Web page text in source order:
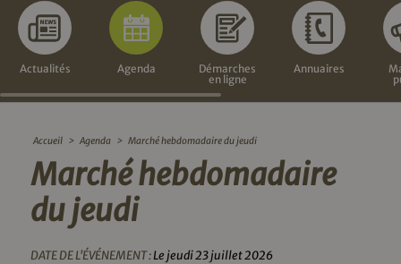
Actualités Agenda
Démarches
en ligne
Annuaires
Accueil > Agenda > Marché hebdomadaire du jeudi
Marché hebdomadaire
du jeudi
DATE DE L'ÉVÉNEMENT :Le jeudi 23 juillet 2026